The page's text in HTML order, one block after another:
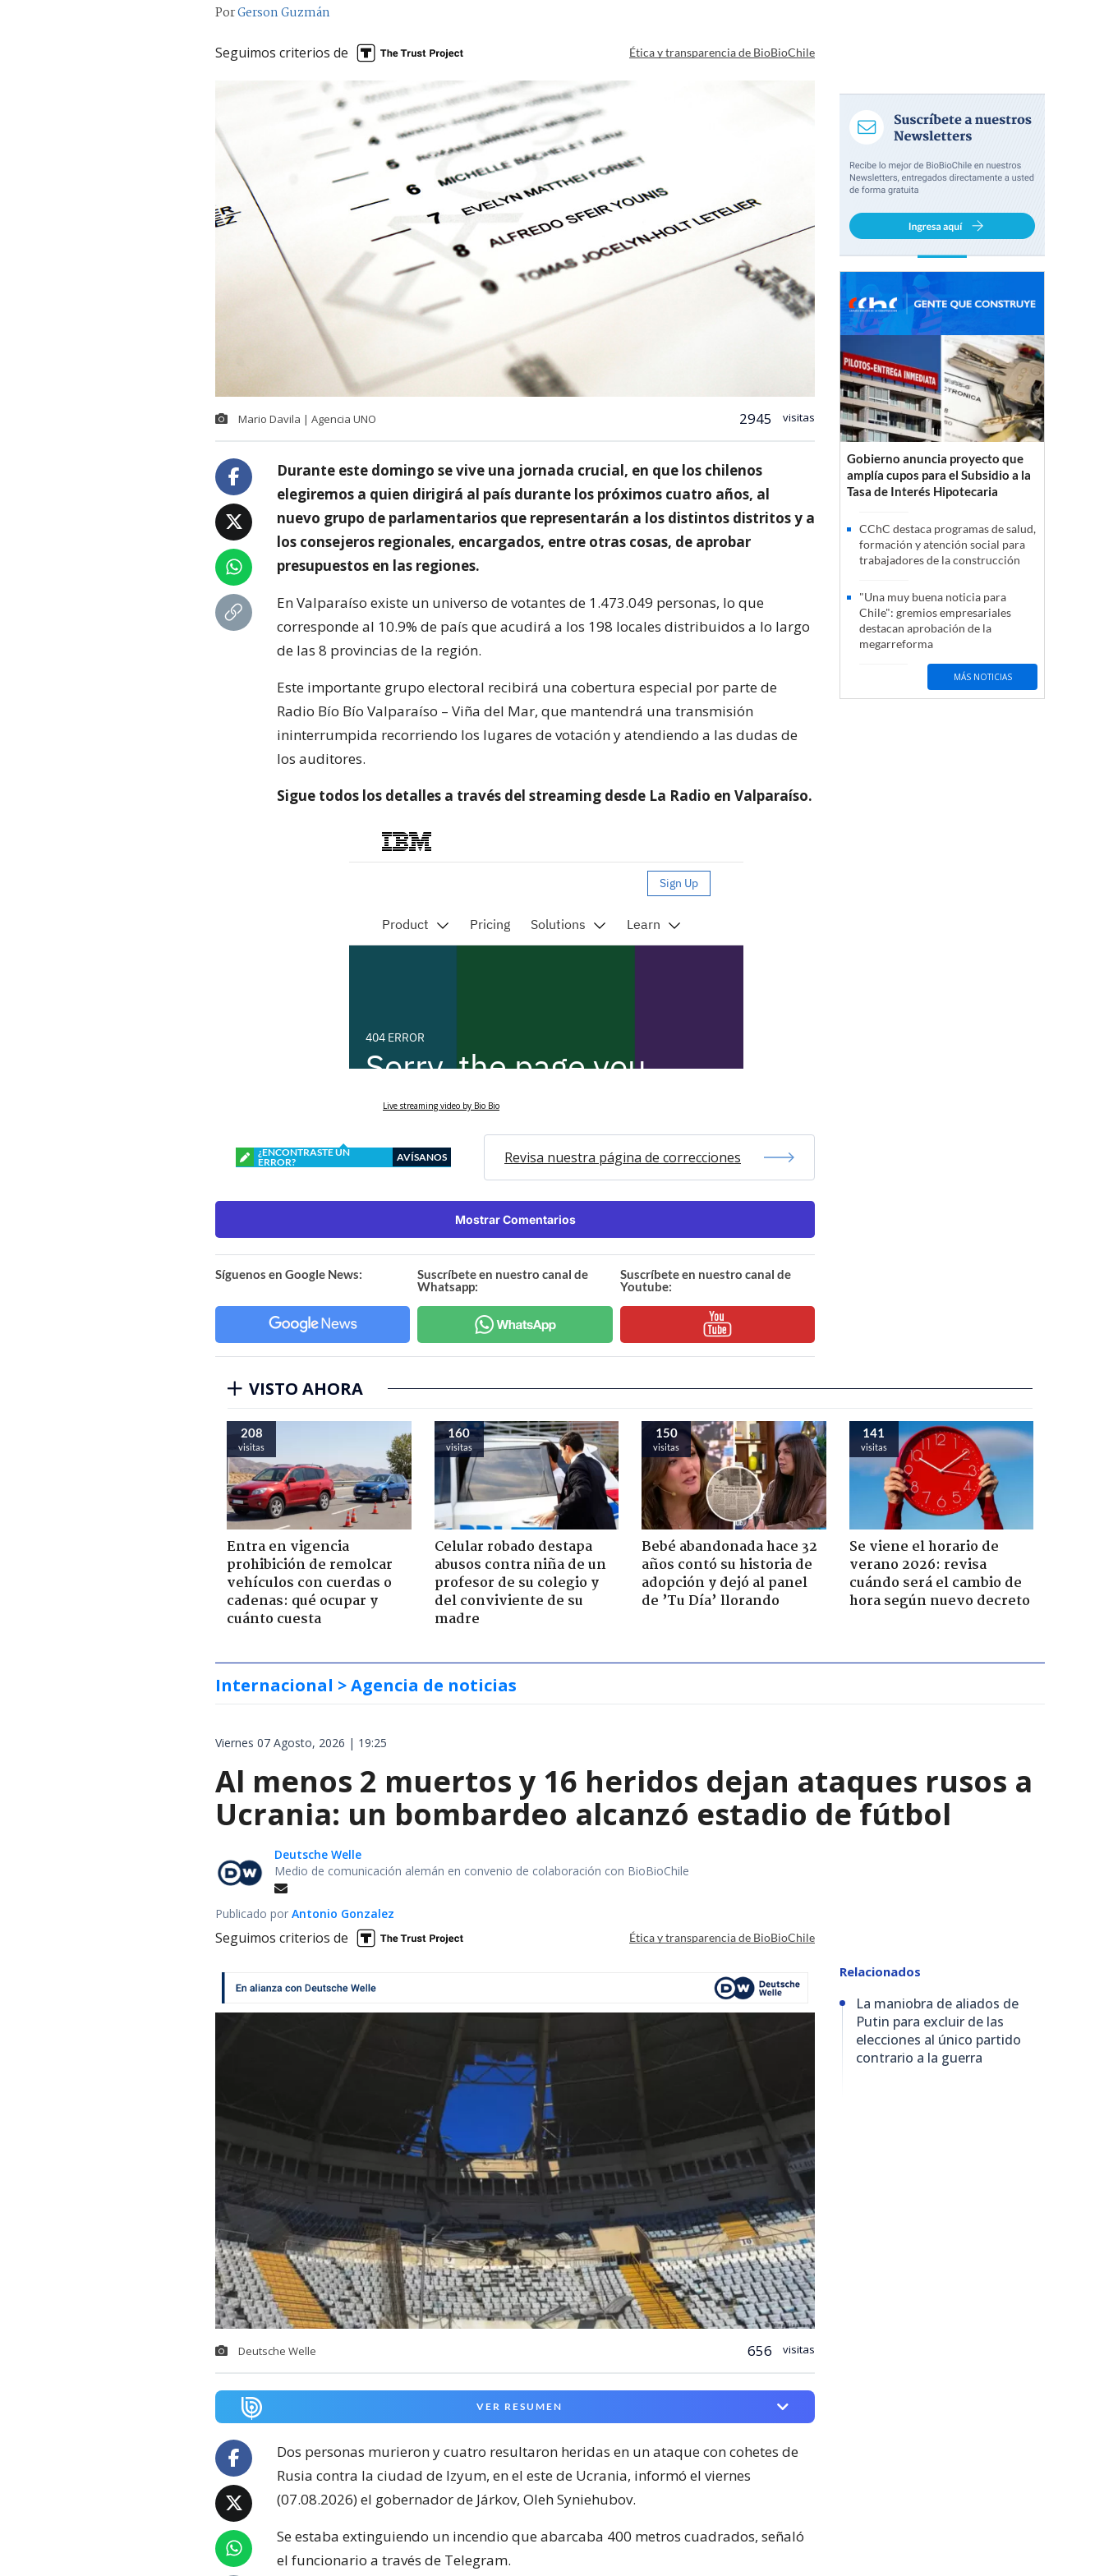
PorGerson Guzmán
Seguimos criterios de Ética y transparencia de BioBioChile
Mario Davila | Agencia UNO 2945 visitas
Durante este domingo se vive una jornada crucial, en que los chilenos
elegiremos a quien dirigirá al país durante los próximos cuatro años, al
nuevo grupo de parlamentarios que representarán a los distintos distritos y a
los consejeros regionales, encargados, entre otras cosas, de aprobar
presupuestos en las regiones.
En Valparaíso existe un universo de votantes de 1.473.049 personas, lo que
corresponde al 10.9% de país que acudirá a los 198 locales distribuidos a lo largo
de las 8 provincias de la región.
Este importante grupo electoral recibirá una cobertura especial por parte de
Radio Bío Bío Valparaíso – Viña del Mar, que mantendrá una transmisión
ininterrumpida recorriendo los lugares de votación y atendiendo a las dudas de
los auditores.
Sigue todos los detalles a través del streaming desde La Radio en Valparaíso.
Live streaming video by Bio Bio
¿ENCONTRASTE UN
ERROR?
AVÍSANOS Revisa nuestra página de correcciones
Mostrar Comentarios
Síguenos en Google News:
Suscríbete en nuestro canal de
Whatsapp:
Suscríbete en nuestro canal de
Youtube:
Gobierno anuncia proyecto que
amplía cupos para el Subsidio a la
Tasa de Interés Hipotecaria
CChC destaca programas de salud,
formación y atención social para
trabajadores de la construcción
"Una muy buena noticia para
Chile": gremios empresariales
destacan aprobación de la
megarreforma
MÁS NOTICIAS
VISTO AHORA
208
visitas
Entra en vigencia
prohibición de remolcar
vehículos con cuerdas o
cadenas: qué ocupar y
cuánto cuesta
160
visitas
Celular robado destapa
abusos contra niña de un
profesor de su colegio y
del conviviente de su
madre
150
visitas
Bebé abandonada hace 32
años contó su historia de
adopción y dejó al panel
de ’Tu Día’ llorando
141
visitas
Se viene el horario de
verano 2026: revisa
cuándo será el cambio de
hora según nuevo decreto
Internacional > Agencia de noticias
Viernes 07 Agosto, 2026 | 19:25
Al menos 2 muertos y 16 heridos dejan ataques rusos a
Ucrania: un bombardeo alcanzó estadio de fútbol
Deutsche Welle
Medio de comunicación alemán en convenio de colaboración con BioBioChile
Publicado por Antonio Gonzalez
Seguimos criterios de Ética y transparencia de BioBioChile
Deutsche Welle 656 visitas
VER RESUMEN
Dos personas murieron y cuatro resultaron heridas en un ataque con cohetes de
Rusia contra la ciudad de Izyum, en el este de Ucrania, informó el viernes
(07.08.2026) el gobernador de Járkov, Oleh Syniehubov.
Se estaba extinguiendo un incendio que abarcaba 400 metros cuadrados, señaló
el funcionario a través de Telegram.
Relacionados
La maniobra de aliados de
Putin para excluir de las
elecciones al único partido
contrario a la guerra